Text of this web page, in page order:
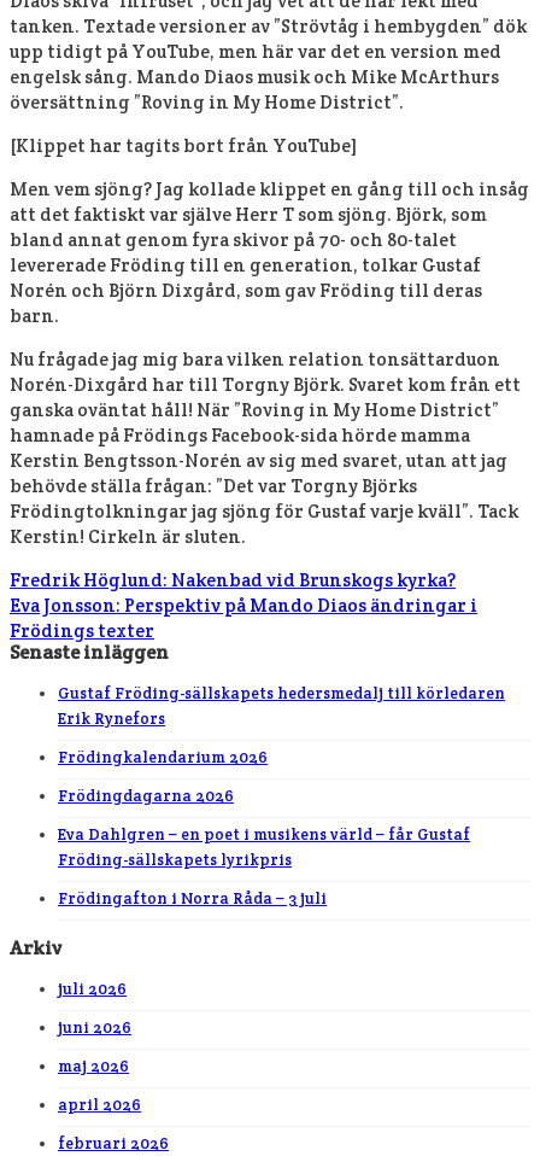
tanken. Textade versioner av ”Strövtåg i hembygden” dök
upp tidigt på YouTube, men här var det en version med
engelsk sång. Mando Diaos musik och Mike McArthurs
översättning ”Roving in My Home District”.
[Klippet har tagits bort från YouTube]
Men vem sjöng? Jag kollade klippet en gång till och insåg
att det faktiskt var själve Herr T som sjöng. Björk, som
bland annat genom fyra skivor på 70- och 80-talet
levererade Fröding till en generation, tolkar Gustaf
Norén och Björn Dixgård, som gav Fröding till deras
barn.
Nu frågade jag mig bara vilken relation tonsättarduon
Norén-Dixgård har till Torgny Björk. Svaret kom från ett
ganska oväntat håll! När ”Roving in My Home District”
hamnade på Frödings Facebook-sida hörde mamma
Kerstin Bengtsson-Norén av sig med svaret, utan att jag
behövde ställa frågan: ”Det var Torgny Björks
Frödingtolkningar jag sjöng för Gustaf varje kväll”. Tack
Kerstin! Cirkeln är sluten.
Fredrik Höglund: Nakenbad vid Brunskogs kyrka?
Eva Jonsson: Perspektiv på Mando Diaos ändringar i
Frödings texter
Senaste inläggen
Gustaf Fröding-sällskapets hedersmedalj till körledaren
Erik Rynefors
Frödingkalendarium 2026
Frödingdagarna 2026
Eva Dahlgren – en poet i musikens värld – får Gustaf
Fröding-sällskapets lyrikpris
Frödingafton i Norra Råda – 3 juli
Arkiv
juli 2026
juni 2026
maj 2026
april 2026
februari 2026